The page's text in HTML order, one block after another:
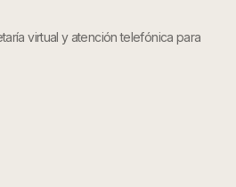
virtual y atención telefónica para